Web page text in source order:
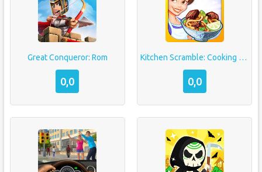
Great Conqueror: Rom
0,0
Kitchen Scramble: Cooking Game
0,0